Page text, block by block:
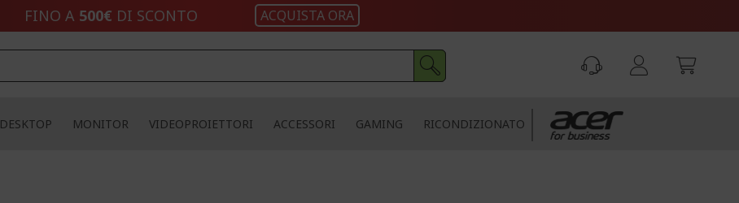
FINO A 500€ DI SCONTO ACQUISTA ORA
DESKTOP MONITOR VIDEOPROIETTORI ACCESSORI GAMING RICONDIZIONATO